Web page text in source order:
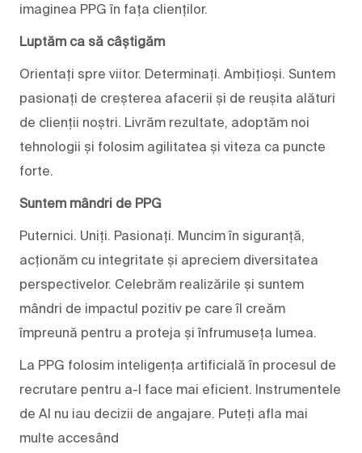
imaginea PPG în fața clienților.
Luptăm ca să câștigăm
Orientați spre viitor. Determinați. Ambițioși. Suntem
pasionați de creșterea afacerii și de reușita alături
de clienții noștri. Livrăm rezultate, adoptăm noi
tehnologii și folosim agilitatea și viteza ca puncte
forte.
Suntem mândri de PPG
Puternici. Uniți. Pasionați. Muncim în siguranță,
acționăm cu integritate și apreciem diversitatea
perspectivelor. Celebrăm realizările și suntem
mândri de impactul pozitiv pe care îl creăm
împreună pentru a proteja și înfrumuseța lumea.
La PPG folosim inteligența artificială în procesul de
recrutare pentru a-l face mai eficient. Instrumentele
de AI nu iau decizii de angajare. Puteți afla mai
multe accesând